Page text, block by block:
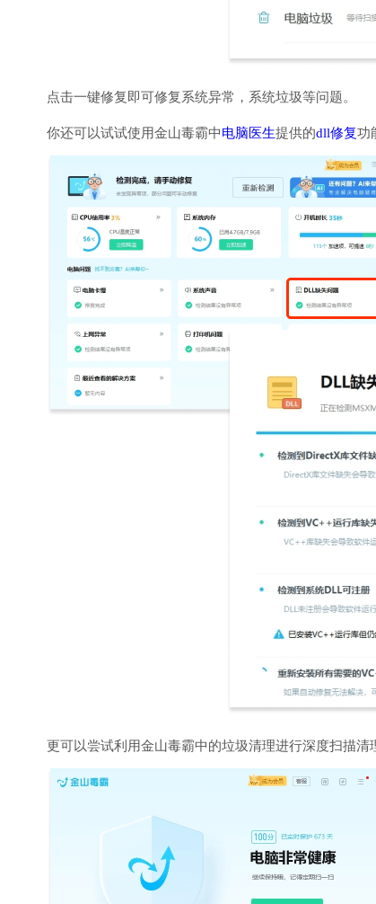
点击一键修复即可修复系统异常，系统垃圾等问题。
你还可以试试使用金山毒霸中电脑医生提供的dll修复功
更可以尝试利用金山毒霸中的垃圾清理进行深度扫描清